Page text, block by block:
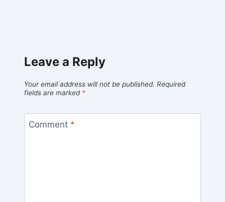
Leave a Reply
Your email address will not be published. Required
fields are marked *
Comment *